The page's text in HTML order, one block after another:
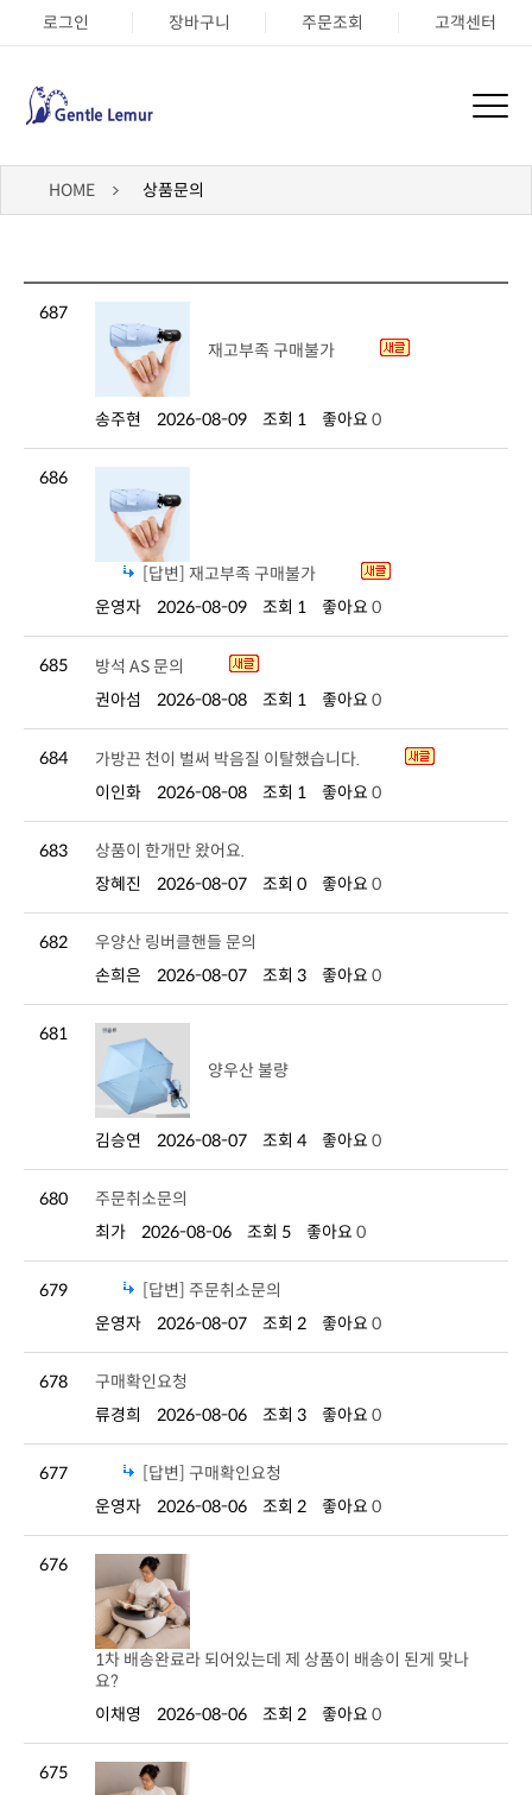
로그인 장바구니 주문조회 고객센터
HOME 상품문의
687
재고부족 구매불가
송주현 2026-08-09 조회 1 좋아요 0
686
[답변] 재고부족 구매불가
운영자
2026-08-09 조회 1 좋아요 0
685
방석 AS 문의
권아섬
2026-08-08 조회 1 좋아요 0
684
가방끈 천이 벌써 박음질 이탈했습니다.
이인화
2026-08-08 조회 1 좋아요 0
683
상품이 한개만 왔어요.
장혜진
2026-08-07 조회 0 좋아요 0
682
우양산 링버클핸들 문의
손희은
2026-08-07 조회 3 좋아요 0
681
양우산 불량
김승연 2026-08-07 조회 4 좋아요 0
680
주문취소문의
최가
2026-08-06 조회 5 좋아요 0
679
[답변] 주문취소문의
운영자
2026-08-07 조회 2 좋아요 0
678
구매확인요청
류경희
2026-08-06 조회 3 좋아요 0
677
[답변] 구매확인요청
운영자
2026-08-06 조회 2 좋아요 0
676
요?
이채영
2026-08-06 조회 2 좋아요 0
675